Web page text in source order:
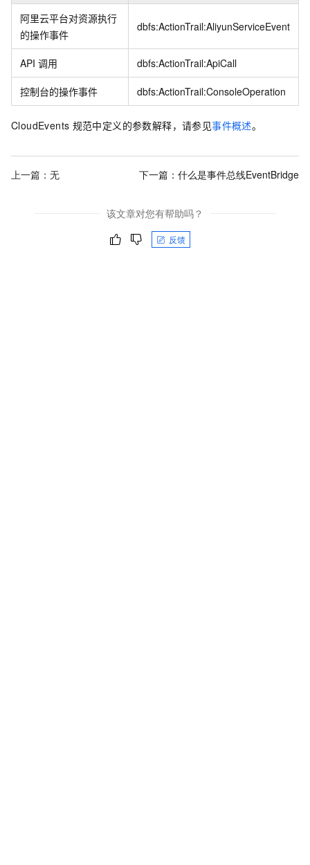
阿里云平台对资源执行
的操作事件
dbfs:ActionTrail:AliyunServiceEvent
API 调用 dbfs:ActionTrail:ApiCall
控制台的操作事件 dbfs:ActionTrail:ConsoleOperation
CloudEvents 规范中定义的参数解释，请参见事件概述。
上一篇：无 下一篇： 什么是事件总线EventBridge
该文章对您有帮助吗？
反馈